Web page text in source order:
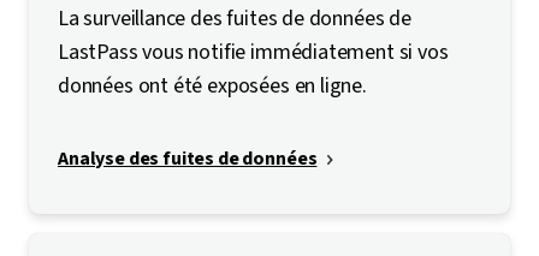
La surveillance des fuites de données de
LastPass vous notifie immédiatement si vos
données ont été exposées en ligne.
Analyse des fuites de données